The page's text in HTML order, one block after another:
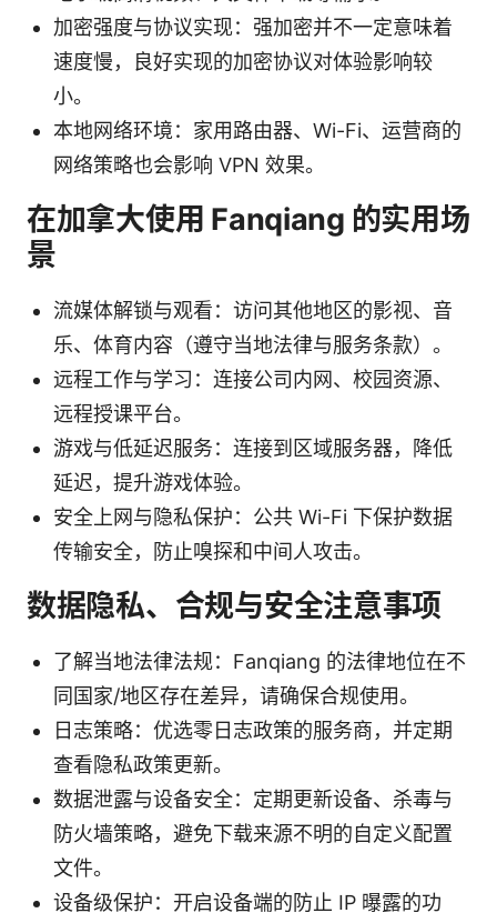
加密强度与协议实现：强加密并不一定意味着
速度慢，良好实现的加密协议对体验影响较
小。
本地网络环境：家用路由器、Wi-Fi、运营商的
网络策略也会影响 VPN 效果。
在加拿大使用 Fanqiang 的实用场
景
流媒体解锁与观看：访问其他地区的影视、音
乐、体育内容（遵守当地法律与服务条款）。
远程工作与学习：连接公司内网、校园资源、
远程授课平台。
游戏与低延迟服务：连接到区域服务器，降低
延迟，提升游戏体验。
安全上网与隐私保护：公共 Wi-Fi 下保护数据
传输安全，防止嗅探和中间人攻击。
数据隐私、合规与安全注意事项
了解当地法律法规：Fanqiang 的法律地位在不
同国家/地区存在差异，请确保合规使用。
日志策略：优选零日志政策的服务商，并定期
查看隐私政策更新。
数据泄露与设备安全：定期更新设备、杀毒与
防火墙策略，避免下载来源不明的自定义配置
文件。
设备级保护：开启设备端的防止 IP 曝露的功